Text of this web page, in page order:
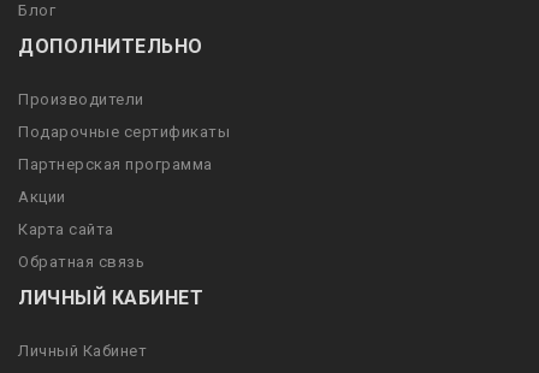
Блог
ДОПОЛНИТЕЛЬНО
Производители
Подарочные сертификаты
Партнерская программа
Акции
Карта сайта
Обратная связь
ЛИЧНЫЙ КАБИНЕТ
Личный Кабинет